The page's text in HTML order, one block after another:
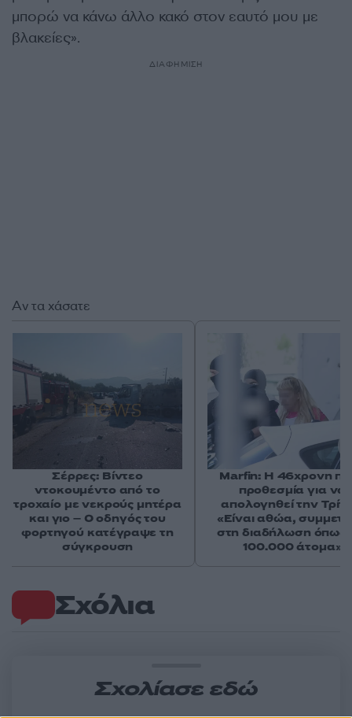
μπορώ να κάνω άλλο κακό στον εαυτό μου με
βλακείες».
ΔΙΑΦΗΜΙΣΗ
Σχόλια
Σχολίασε εδώ
Αν τα χάσατε
Σέρρες: Βίντεο
ντοκουμέντο από το
τροχαίο με νεκρούς μητέρα
και γιο – Ο οδηγός του
φορτηγού κατέγραψε τη
σύγκρουση
Marfin: Η 46χρονη
προθεσμία για να
απολογηθεί την
«Είναι αθώα,
στη διαδήλωση όπως
100.000 άτομα»